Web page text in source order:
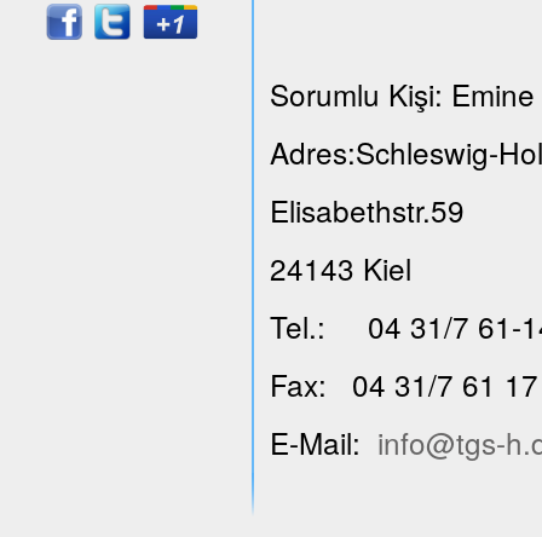
Sorumlu Kişi:
Adres:Schleswig-
Elisabethstr.59
24143 Kiel
Tel.: 04 31/7 61-
Fax: 04 31/7 61 17
E-Mail: info@tgs-